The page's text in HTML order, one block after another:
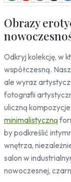
Przyprawy
Pojazdy
Samochody
Sport
Zwierzęta
Konie
Koty
Jelenie
Ptaki
Ludzie
Kobieta
Obrazy
Odkryj kolekcję, w
współczesną.
ale wyraz
fotografii
uliczną
minimalistyczną
by podkreślić
wnętrza,
salon w
nowoczesnej,